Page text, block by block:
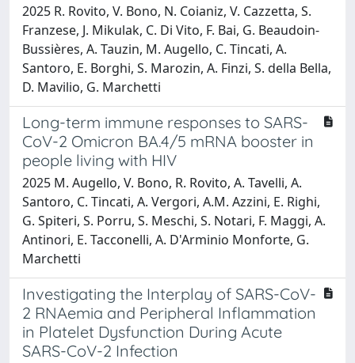
2025 R. Rovito, V. Bono, N. Coianiz, V. Cazzetta, S.
Franzese, J. Mikulak, C. Di Vito, F. Bai, G. Beaudoin-
Bussières, A. Tauzin, M. Augello, C. Tincati, A.
Santoro, E. Borghi, S. Marozin, A. Finzi, S. della Bella,
D. Mavilio, G. Marchetti
Long-term immune responses to SARS-
CoV-2 Omicron BA.4/5 mRNA booster in
people living with HIV
2025 M. Augello, V. Bono, R. Rovito, A. Tavelli, A.
Santoro, C. Tincati, A. Vergori, A.M. Azzini, E. Righi,
G. Spiteri, S. Porru, S. Meschi, S. Notari, F. Maggi, A.
Antinori, E. Tacconelli, A. D'Arminio Monforte, G.
Marchetti
Investigating the Interplay of SARS-CoV-
2 RNAemia and Peripheral Inflammation
in Platelet Dysfunction During Acute
SARS-CoV-2 Infection